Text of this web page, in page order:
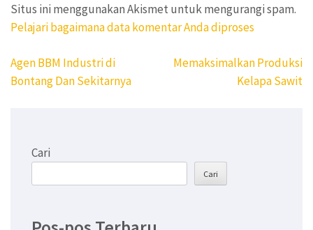
Situs ini menggunakan Akismet untuk mengurangi spam.
Pelajari bagaimana data komentar Anda diproses
Navigasi
pos
Agen BBM Industri di
Bontang Dan Sekitarnya
Memaksimalkan Produksi
Kelapa Sawit
Cari
Cari